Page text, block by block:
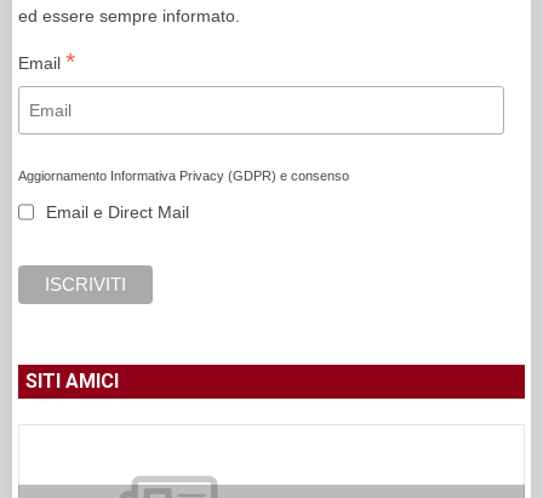
ed essere sempre informato.
Email *
Aggiornamento Informativa Privacy (GDPR) e consenso
Email e Direct Mail
SITI AMICI